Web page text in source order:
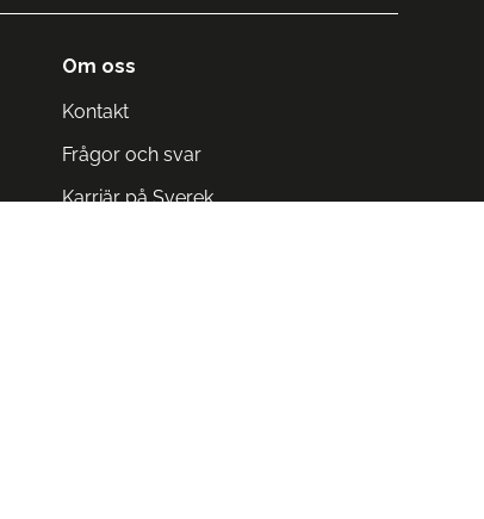
Om oss
Kontakt
Frågor och svar
Karriär på Sverek